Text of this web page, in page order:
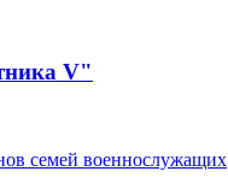
V"
семей военнослужащих